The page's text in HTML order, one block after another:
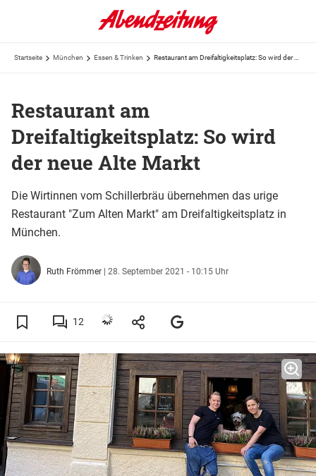
Startseite München Essen & Trinken
Restaurant am
Dreifaltigkeitsplatz: So wird
der neue Alte Markt
Die Wirtinnen vom Schillerbräu übernehmen das urige
Restaurant "Zum Alten Markt" am Dreifaltigkeitsplatz in
München.
Ruth Frömmer | 28. September 2021 - 10:15 Uhr
12